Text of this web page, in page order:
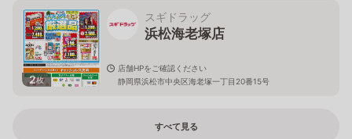
2枚
スギドラッグ
浜松海老塚店
店舗HPをご確認ください
静岡県浜松市中央区海老塚一丁目20番15号
すべて見る